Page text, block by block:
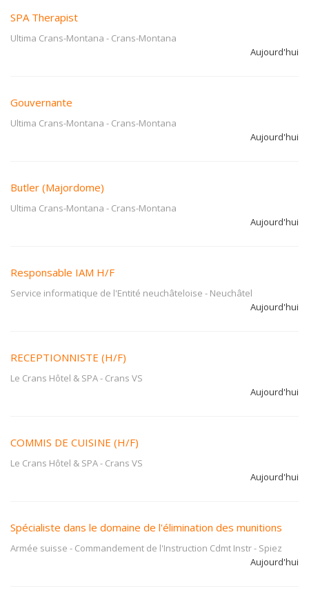
SPA Therapist
Ultima Crans-Montana - Crans-Montana
Aujourd'hui
Gouvernante
Ultima Crans-Montana - Crans-Montana
Aujourd'hui
Butler (Majordome)
Ultima Crans-Montana - Crans-Montana
Aujourd'hui
Responsable IAM H/F
Service informatique de l'Entité neuchâteloise - Neuchâtel
Aujourd'hui
RECEPTIONNISTE (H/F)
Le Crans Hôtel & SPA- Crans VS
Aujourd'hui
COMMIS DE CUISINE (H/F)
Le Crans Hôtel & SPA- Crans VS
Aujourd'hui
Spécialiste dans le domaine de l'élimination des munitions
Armée suisse - Commandement de l'Instruction Cdmt Instr- Spiez
Aujourd'hui